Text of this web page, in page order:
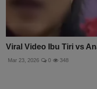
Viral Video Ibu Tiri vs
Mar 23, 2026 0 348